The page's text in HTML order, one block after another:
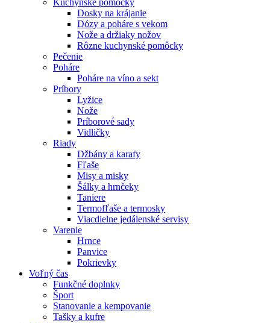
Dosky na krájanie
Dózy a poháre s vekom
Nože a držiaky nožov
Rôzne kuchynské pomôcky
Pečenie
Poháre
Poháre na víno a sekt
Príbory
Lyžice
Nože
Príborové sady
Vidličky
Riady
Džbány a karafy
Fľaše
Misy a misky
Šálky a hrnčeky
Taniere
Termofľaše a termosky
Viacdielne jedálenské servisy
Varenie
Hrnce
Panvice
Pokrievky
Voľný čas
Funkčné doplnky
Šport
Stanovanie a kempovanie
Tašky a kufre